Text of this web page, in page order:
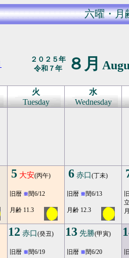
六曜・月
２０２５年
令和７年
８月
火
Tuesday
水
Wednesday
5 大安(丙午)
旧暦 ※閏6/12
月齢 11.3
6 赤口(丁未)
旧暦 ※閏6/13
月齢 12.3
12 赤口(癸丑)
旧暦 ※閏6/19
13 先勝(甲寅)
旧暦 ※閏6/20